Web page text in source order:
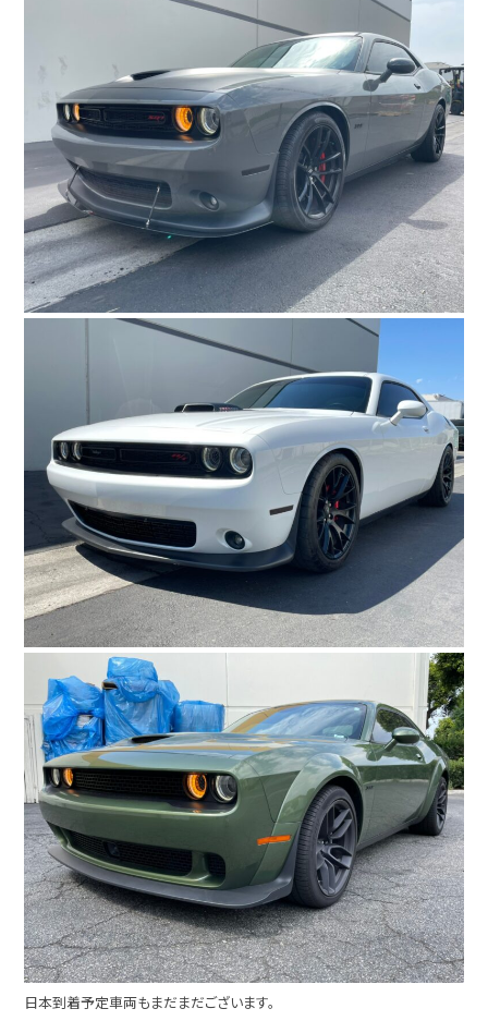
日本到着予定車両もまだまだございます。